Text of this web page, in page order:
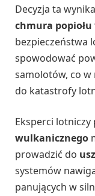
Decyzja ta
chmura
bezpieczeństwa
spowodować
samolotów, co
do katastrofy
Eksperci lotniczy
wulkanicznego
prowadzić do
systemów
panujących w